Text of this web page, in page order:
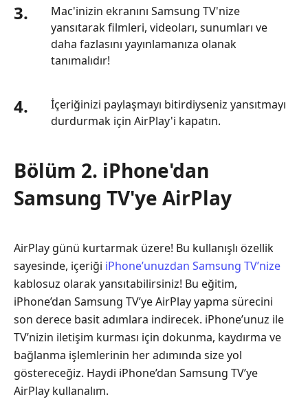
Samsung
TV'de
AirPlay
Nasıl
Hakkında
SSS
3.
Mac'inizin ekranını Samsung TV'nize
yansıtarak filmleri, videoları, sunumları ve
daha fazlasını yayınlamanıza olanak
tanımalıdır!
4.
İçeriğinizi paylaşmayı bitirdiyseniz yansıtmayı
durdurmak için AirPlay'i kapatın.
Bölüm 2. iPhone'dan
Samsung TV'ye AirPlay
AirPlay günü kurtarmak üzere! Bu kullanışlı özellik
sayesinde, içeriği iPhone’unuzdan Samsung TV’nize
kablosuz olarak yansıtabilirsiniz! Bu eğitim,
iPhone’dan Samsung TV’ye AirPlay yapma sürecini
son derece basit adımlara indirecek. iPhone’unuz ile
TV’nizin iletişim kurması için dokunma, kaydırma ve
bağlanma işlemlerinin her adımında size yol
göstereceğiz. Haydi iPhone’dan Samsung TV’ye
AirPlay kullanalım.